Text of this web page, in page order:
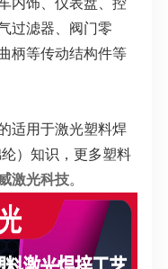
内饰、仪表盘、控
过滤器、阀门零
柄等传动结构件等
适用于激光塑料焊
）知识，更多塑料
激光科技。